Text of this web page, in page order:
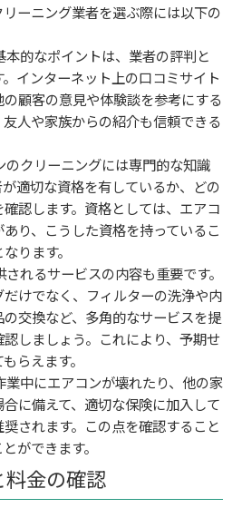
ーニング業者を選ぶ際には以下の
本的なポイントは、業者の評判と
インターネット上の口コミサイト
顧客の意見や体験談を参考にする
人や家族からの紹介も信頼できる
のクリーニングには専門的な知識
適切な資格を有しているか、どの
認します。資格としては、エアコ
り、こうした資格を持っているこ
ります。
されるサービスの内容も重要です。
けでなく、フィルターの洗浄や内
交換など、多角的なサービスを提
しましょう。これにより、予期せ
らえます。
業中にエアコンが壊れたり、他の家
に備えて、適切な保険に加入して
されます。この点を確認すること
ができます。
金の確認